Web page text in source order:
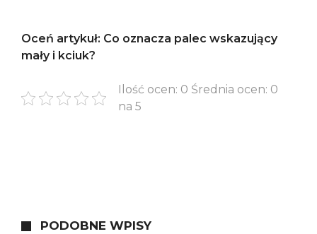
Oceń artykuł: Co oznacza palec wskazujący
mały i kciuk?
Ilość ocen: 0 Średnia ocen: 0
na 5
PODOBNE WPISY